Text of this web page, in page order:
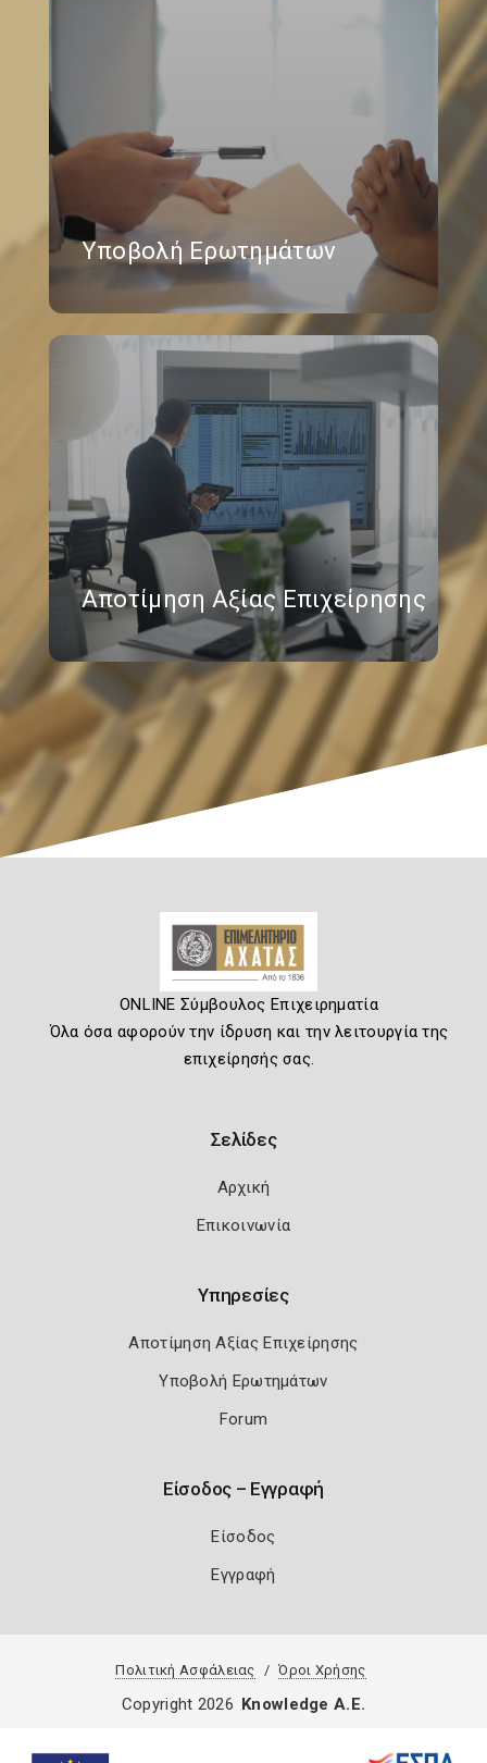
Υποβολή Ερωτημάτων
Αποτίμηση Αξίας Επιχείρησης
ONLINE Σύμβουλος Επιχειρηματία
Όλα όσα αφορούν την ίδρυση και την λειτουργία της
επιχείρησής σας.
Σελίδες
Αρχική
Επικοινωνία
Υπηρεσίες
Αποτίμηση Αξίας Επιχείρησης
Υποβολή Ερωτημάτων
Forum
Είσοδος – Εγγραφή
Είσοδος
Εγγραφή
Πολιτική Ασφάλειας Όροι Χρήσης
Copyright 2026 Knowledge A.E.